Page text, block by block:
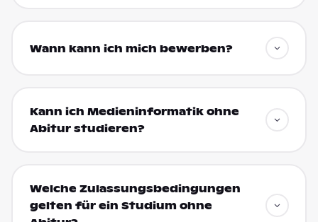
Wann kann ich mich bewerben?
Kann ich Medieninformatik ohne
Abitur studieren?
Welche Zulassungsbedingungen
gelten für ein Studium ohne